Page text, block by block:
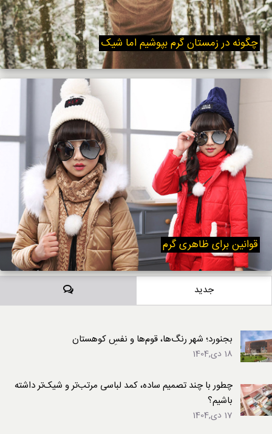
چگونه در زمستان گرم بپوشیم اما شیک
قوانین برای ظاهری گرم
جدید دیدگاه‌ها
بجنورد؛ شهر رنگ‌ها، قوم‌ها و نفسِ کوهستان
18 دی,1404
چطور با چند تصمیم ساده، کمد لباسی مرتب‌تر و شیک‌تر داشته
باشیم؟
17 دی,1404